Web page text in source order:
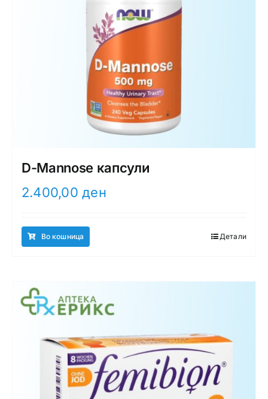
D-Mannose капсули
2.400,00ден
Во кошница Детали